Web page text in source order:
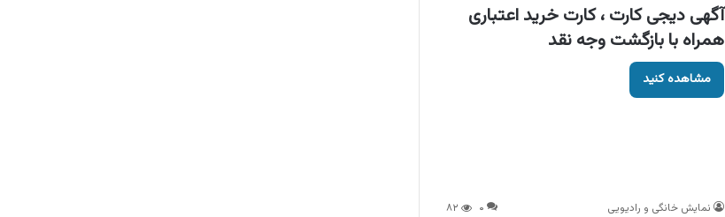
آگهی دیجی کارت ، کارت خرید اعتباری
همراه با بازگشت وجه نقد
مشاهده کنید
نمایش خانگی و رادیویی ۰ ۸۲